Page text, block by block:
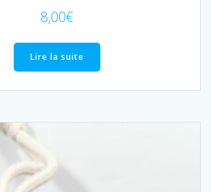
8,00€
Lire la suite